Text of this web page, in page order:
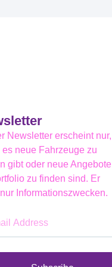
Newsletter erscheint nur,
es neue Fahrzeuge zu
gibt oder neue Angebote
zu finden sind. Er
Informationszwecken.